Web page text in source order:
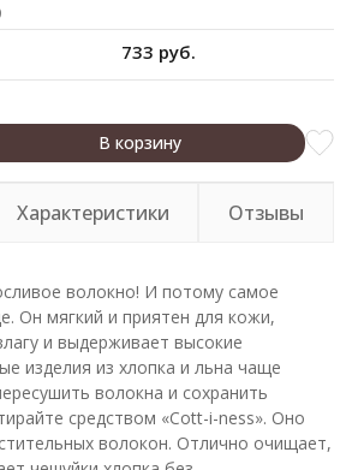
733 руб.
В корзину
Характеристики Отзывы
волокно! И потому самое
Он мягкий и приятен для кожи,
и выдерживает высокие
изделия из хлопка и льна чаще
волокна и сохранить
средством «Cott-i-ness». Оно
волокон. Отлично очищает,